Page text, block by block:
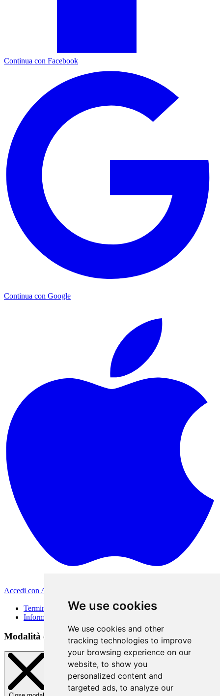
We use cookies
We use cookies and other
tracking technologies to improve
your browsing experience on our
website, to show you
personalized content and
targeted ads, to analyze our
Continua con Facebook
Continua con Google
Accedi con Apple
Termini di Utilizzo
Informativa sulla privacy
Modalità di accesso